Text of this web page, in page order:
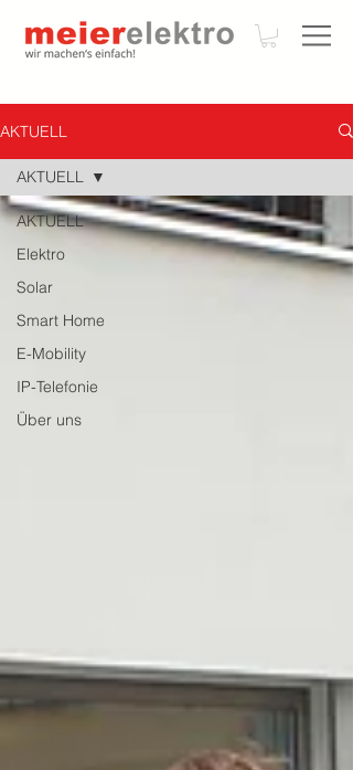
AKTUELL
AKTUELL
Elektro
Solar
Smart Home
E-Mobility
IP-Telefonie
Über uns
AKTUELL